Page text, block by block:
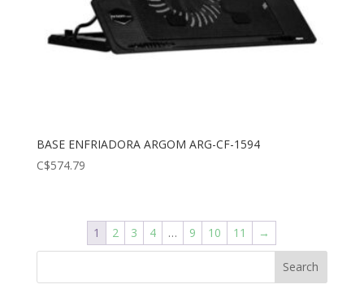
BASE ENFRIADORA ARGOM ARG-CF-1594
C$574.79
1 2 3 4 … 9 10 11 →
Search